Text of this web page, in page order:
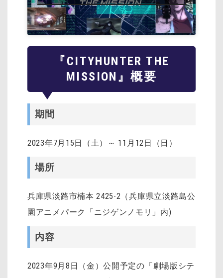
『CITYHUNTER THE
MISSION 』概要
期間
2023年7月15日（土）～ 11月12日（日）
場所
兵庫県淡路市楠本 2425-2（兵庫県立淡路島公
園アニメパーク「ニジゲンノモリ」内)
内容
2023年9月8日（金）公開予定の「劇場版シテ